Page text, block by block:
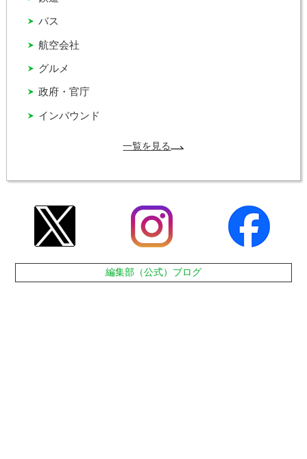
インバウンド
グルメ
バス
政府・官庁
航空会社
一覧を見る
編集部（公式）ブログ